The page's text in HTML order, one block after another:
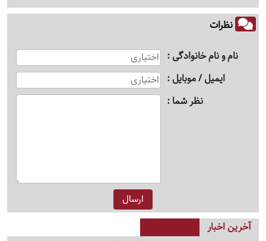
نظرات
نام و نام خانوادگی
ایمیل / موبایل
نظر شما
آخرین اخبار